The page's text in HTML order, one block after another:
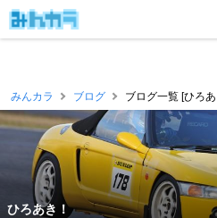
みんカラ ブログ ブログ一覧 [ひろ
ひろあき！